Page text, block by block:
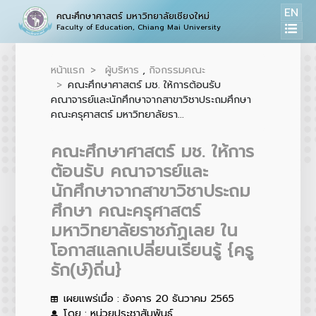
คณะศึกษาศาสตร์ มหาวิทยาลัยเชียงใหม่
Faculty of Education, Chiang Mai University
EN
หน้าแรก ผู้บริหาร , กิจกรรมคณะ
คณะศึกษาศาสตร์ มช. ให้การต้อนรับ
คณาจารย์และนักศึกษาจากสาขาวิชาประถมศึกษา
คณะครุศาสตร์ มหาวิทยาลัยรา...
คณะศึกษาศาสตร์ มช. ให้การ
ต้อนรับ คณาจารย์และ
นักศึกษาจากสาขาวิชาประถม
ศึกษา คณะครุศาสตร์
มหาวิทยาลัยราชภัฏเลย ใน
โอกาสแลกเปลี่ยนเรียนรู้ {ครู
รัก(ษ์)ถิ่น}
เผยแพร่เมื่อ : อังคาร 20 ธันวาคม 2565